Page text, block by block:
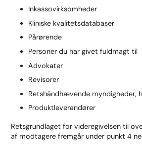
Inkassovirksomheder
Kliniske kvalitetsdatabaser
Pårørende
Personer du har givet fuldmagt til
Advokater
Revisorer
Retshåndhævende myndigheder,
Produktleverandører
Retsgrundlaget for videregivelsen til
af modtagere fremgår under punkt 4